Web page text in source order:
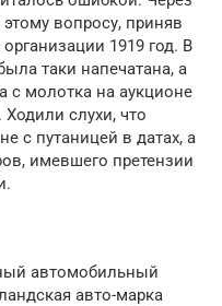
вопросу, приняв
1919 год. В
таки напечатана, а
с молотка на аукционе
Ходили слухи, что
с путаницей в датах, а
имевшего претензии
автомобильный
авто-марка